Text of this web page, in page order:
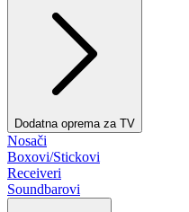
Dodatna oprema za TV
Nosači
Boxovi/Stickovi
Receiveri
Soundbarovi